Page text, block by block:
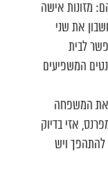
מזונות אישה
את שני
לבית
המשפיעים
את המשפחה
אזי בדיוק
להתהפך ויש